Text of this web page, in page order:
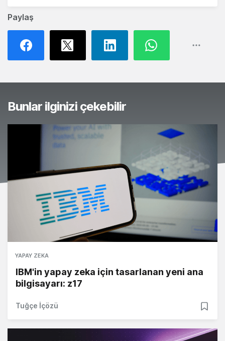
Paylaş
Bunlar ilginizi çekebilir
YAPAY ZEKA
IBM'in yapay zeka için tasarlanan yeni ana
bilgisayarı: z17
Tuğçe İçözü